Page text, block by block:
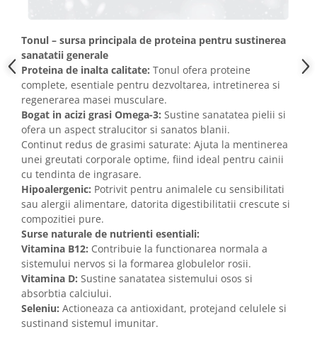
Tonul – sursa principala de proteina pentru sustinerea
sanatatii generale
Proteina de inalta calitate: Tonul ofera proteine
complete, esentiale pentru dezvoltarea, intretinerea si
regenerarea masei musculare.
Bogat in acizi grasi Omega-3: Sustine sanatatea pielii si
ofera un aspect stralucitor si sanatos blanii.
Continut redus de grasimi saturate: Ajuta la mentinerea
unei greutati corporale optime, fiind ideal pentru cainii
cu tendinta de ingrasare.
Hipoalergenic: Potrivit pentru animalele cu sensibilitati
sau alergii alimentare, datorita digestibilitatii crescute si
compozitiei pure.
Surse naturale de nutrienti esentiali:
Vitamina B12: Contribuie la functionarea normala a
sistemului nervos si la formarea globulelor rosii.
Vitamina D: Sustine sanatatea sistemului osos si
absorbtia calciului.
Seleniu: Actioneaza ca antioxidant, protejand celulele si
sustinand sistemul imunitar.